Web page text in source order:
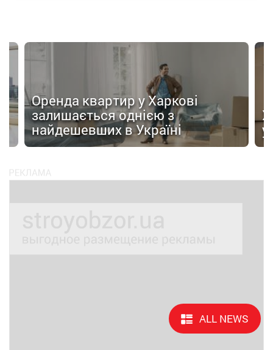
ALL NEWS
Харків: ціни на житло та
у червні 2026